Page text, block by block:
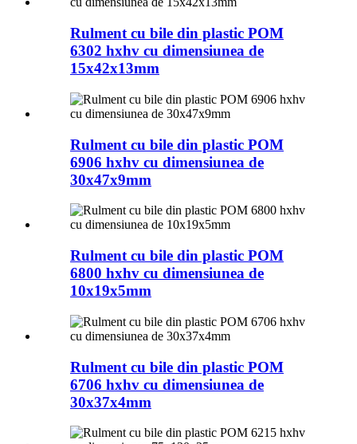
Rulment cu bile din plastic POM
6302 hxhv cu dimensiunea de
15x42x13mm
Rulment cu bile din plastic POM
6906 hxhv cu dimensiunea de
30x47x9mm
Rulment cu bile din plastic POM
6800 hxhv cu dimensiunea de
10x19x5mm
Rulment cu bile din plastic POM
6706 hxhv cu dimensiunea de
30x37x4mm